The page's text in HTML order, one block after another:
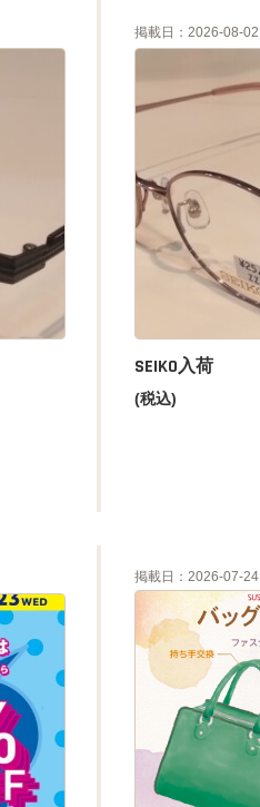
掲載日：2026-08-02
SEIKO入荷
(税込)
掲載日：2026-07-24